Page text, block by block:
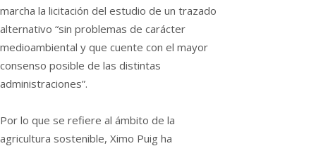
marcha la licitación del estudio de un trazado
alternativo “sin problemas de carácter
medioambiental y que cuente con el mayor
consenso posible de las distintas
administraciones”.
Por lo que se refiere al ámbito de la
agricultura sostenible, Ximo Puig ha